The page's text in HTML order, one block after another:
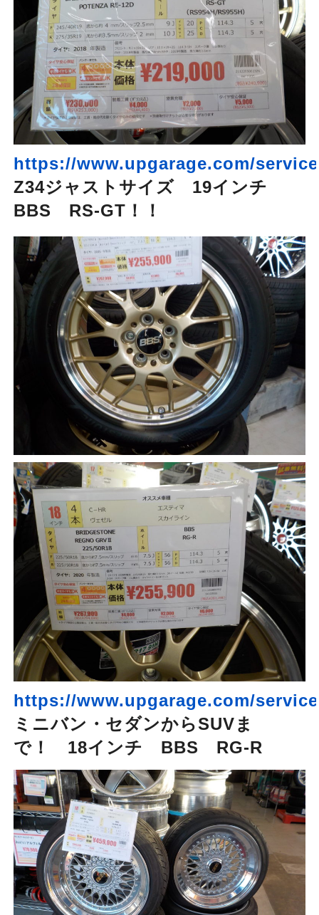
https://www.upgarage.com/
Z34ジャストサイズ 19インチ
BBS RS-GT！！
https://www.upgarage.com/
ミニバン・セダンからSUVま
で！ 18インチ BBS RG-R